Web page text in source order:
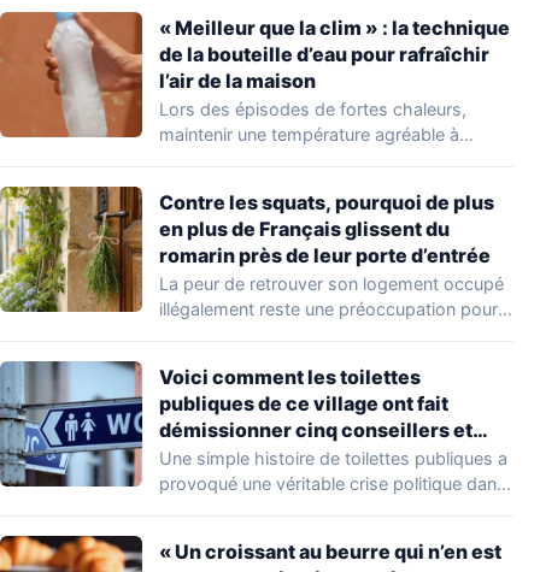
« Meilleur que la clim » : la technique
de la bouteille d’eau pour rafraîchir
l’air de la maison
Lors des épisodes de fortes chaleurs,
maintenir une température agréable à
Contre les squats, pourquoi de plus
en plus de Français glissent du
romarin près de leur porte d’entrée
La peur de retrouver son logement occupé
illégalement reste une préoccupation pour
Voici comment les toilettes
publiques de ce village ont fait
démissionner cinq conseillers et
coûté près de 60 000 €
Une simple histoire de toilettes publiques a
provoqué une véritable crise politique dans
« Un croissant au beurre qui n’en est